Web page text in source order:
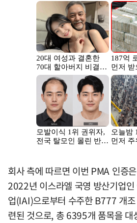
회사 측에 따르면 이번 PMA 인증
2022년 이스라엘 국영 방산기업
업(IAI)으로부터 수주한 B777 개
련된 것으로, 총 6395개 품목을 대